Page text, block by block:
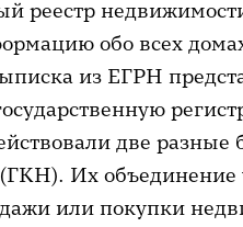
подлинность выписки
внимание при
в выписке
при операциях с
реестр
обо всех
из ЕГРН
две
Их объединение
или покупки